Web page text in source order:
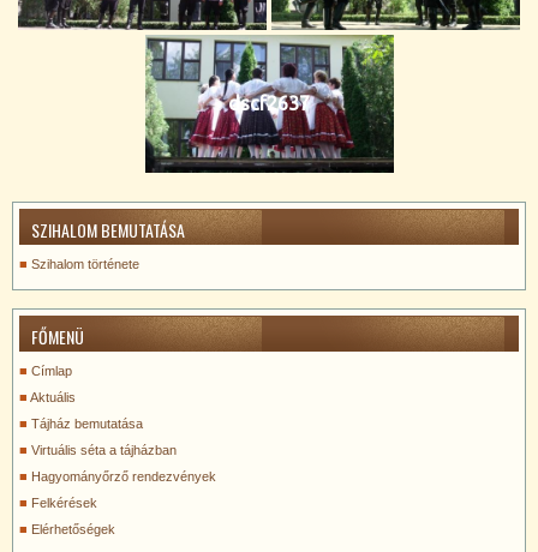
dscf2637
SZIHALOM BEMUTATÁSA
Szihalom története
FŐMENÜ
Címlap
Aktuális
Tájház bemutatása
Virtuális séta a tájházban
Hagyományőrző rendezvények
Felkérések
Elérhetőségek